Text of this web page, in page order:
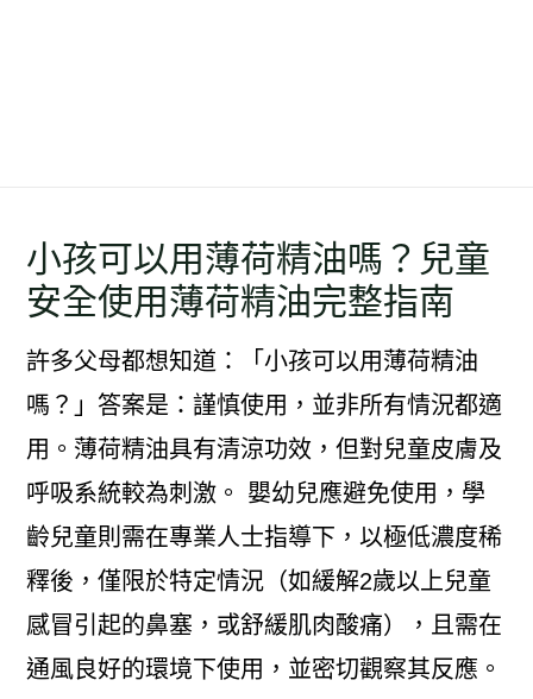
小孩可以用薄荷精油嗎？兒童
安全使用薄荷精油完整指南
許多父母都想知道：「小孩可以用薄荷精油
嗎？」答案是：謹慎使用，並非所有情況都適
用。薄荷精油具有清涼功效，但對兒童皮膚及
呼吸系統較為刺激。 嬰幼兒應避免使用，學
齡兒童則需在專業人士指導下，以極低濃度稀
釋後，僅限於特定情況（如緩解2歲以上兒童
感冒引起的鼻塞，或舒緩肌肉酸痛），且需在
通風良好的環境下使用，並密切觀察其反應。